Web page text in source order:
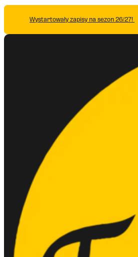
Wystartowały zapisy na sezon 26/27!